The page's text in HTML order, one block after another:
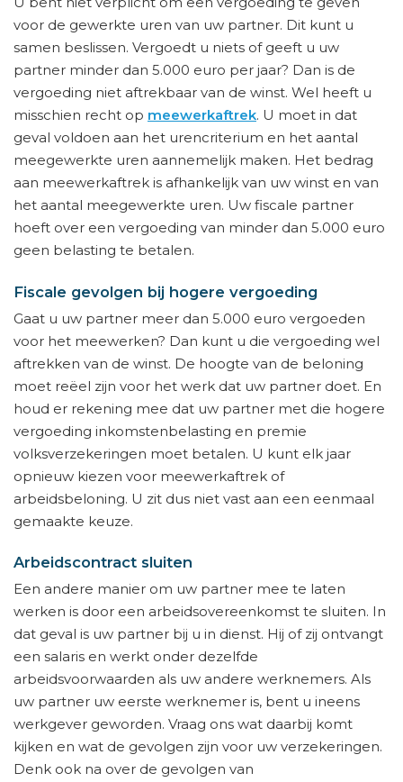
voor de gewerkte uren van uw partner. Dit kunt u
samen beslissen. Vergoedt u niets of geeft u uw
partner minder dan 5.000 euro per jaar? Dan is de
vergoeding niet aftrekbaar van de winst. Wel heeft u
misschien recht op meewerkaftrek. U moet in dat
geval voldoen aan het urencriterium en het aantal
meegewerkte uren aannemelijk maken. Het bedrag
aan meewerkaftrek is afhankelijk van uw winst en van
het aantal meegewerkte uren. Uw fiscale partner
hoeft over een vergoeding van minder dan 5.000 euro
geen belasting te betalen.
Fiscale gevolgen bij hogere vergoeding
Gaat u uw partner meer dan 5.000 euro vergoeden
voor het meewerken? Dan kunt u die vergoeding wel
aftrekken van de winst. De hoogte van de beloning
moet reëel zijn voor het werk dat uw partner doet. En
houd er rekening mee dat uw partner met die hogere
vergoeding inkomstenbelasting en premie
volksverzekeringen moet betalen. U kunt elk jaar
opnieuw kiezen voor meewerkaftrek of
arbeidsbeloning. U zit dus niet vast aan een eenmaal
gemaakte keuze.
Arbeidscontract sluiten
Een andere manier om uw partner mee te laten
werken is door een arbeidsovereenkomst te sluiten. In
dat geval is uw partner bij u in dienst. Hij of zij ontvangt
een salaris en werkt onder dezelfde
arbeidsvoorwaarden als uw andere werknemers. Als
uw partner uw eerste werknemer is, bent u ineens
werkgever geworden. Vraag ons wat daarbij komt
kijken en wat de gevolgen zijn voor uw verzekeringen.
Denk ook na over de gevolgen van